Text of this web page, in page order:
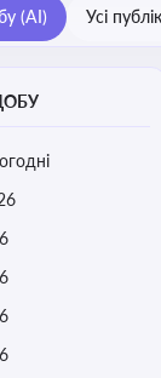
(AI) Усі